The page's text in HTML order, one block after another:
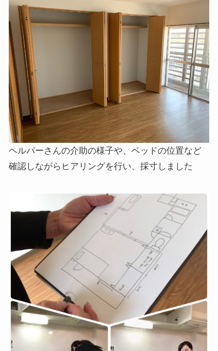
ヘルパーさんの介助の様子や、ベッドの位置など
確認しながらヒアリングを行い、採寸しました